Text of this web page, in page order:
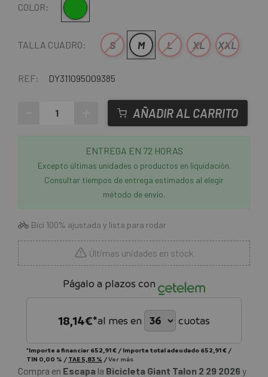
COLOR: Verde
TALLA CUADRO: S M L XL XXL
REF: DY311095009385
AÑADIR AL CARRITO
ENTREGA EN 72 HORAS
Excepto últimas unidades o productos en liquidación.
Consultar tiempos de entrega estimados al elegir
método de envío.
Bici 100% ajustada y lista para rodar
Últimas unidades en stock
Págalo a plazos con
18,14€*al mes en cuotas
*Importe a financiar 652,91 € / Importe total adeudado 652,91 € /
TIN 0,00 % / TAE 5,83 % /Ver más
Compra en Escapa la Bicicleta Giant Talon 2 29 2026 y